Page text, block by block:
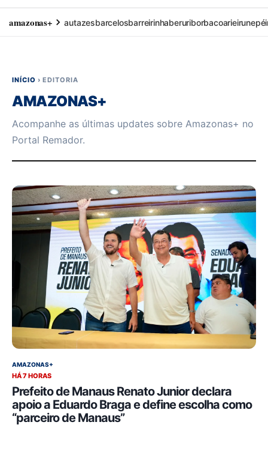
amazonas+ autazesbarcelosbarreirinhaberuriborbacoarieirunepé
INÍCIO › EDITORIA
AMAZONAS+
Acompanhe as últimas updates sobre Amazonas+ no
Portal Remador.
AMAZONAS+
HÁ 7 HORAS
Prefeito de Manaus Renato Junior declara
apoio a Eduardo Braga e define escolha como
“parceiro de Manaus”